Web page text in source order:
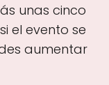
unas cinco
el evento se
aumentar